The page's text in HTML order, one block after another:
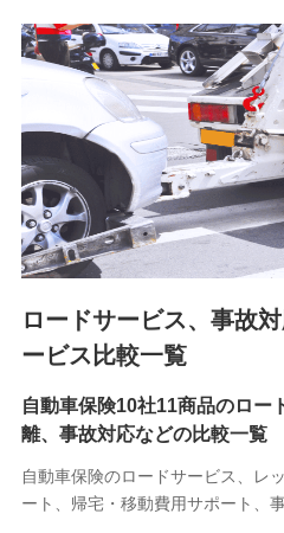
7.社員（従業者）の個人情報
人事･勤怠･健康・労務等の管理
退職関連処理等の各種手続き
業員同士の連絡のため
8.取引先個人情報
取引先としての選定業務、営業
続き業務、取引管理業務、およ
のため
9.お問い合わせ情報
各種お問い合わせに対応するため
10.受託業務の 個人情報
受託業務の遂行およびこれらに
11.マイカー通勤管理クラウ
ロードサービス、事故
ービス比較一覧
自動車保険10社11商品のロー
離、事故対応などの比較一覧
自動車保険のロードサービス、レ
ート、帰宅・移動費用サポート、